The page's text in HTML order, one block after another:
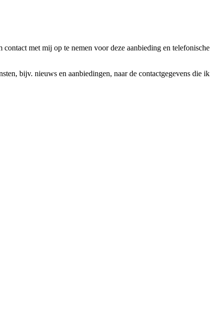
met mij op te nemen voor deze aanbieding en telefonische
bijv. nieuws en aanbiedingen, naar de contactgegevens die ik